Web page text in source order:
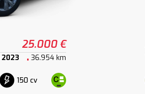
25.000 €
2023 36.954 km
150 cv